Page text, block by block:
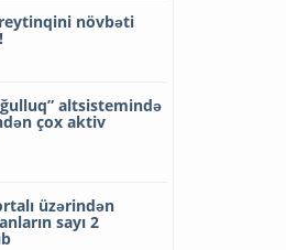
növbəti
altsistemində
çox aktiv
üzərindən
sayı 2